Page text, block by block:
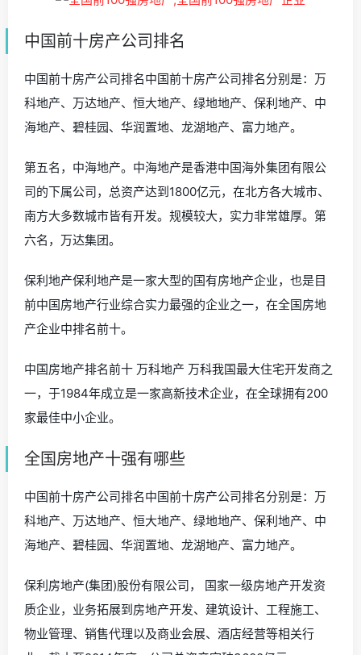
中国前十房产公司排名
中国前十房产公司排名中国前十房产公司排名分别是：万
科地产、万达地产、恒大地产、绿地地产、保利地产、中
海地产、碧桂园、华润置地、龙湖地产、富力地产。
第五名，中海地产。中海地产是香港中国海外集团有限公
司的下属公司，总资产达到1800亿元，在北方各大城市、
南方大多数城市皆有开发。规模较大，实力非常雄厚。第
六名，万达集团。
保利地产保利地产是一家大型的国有房地产企业，也是目
前中国房地产行业综合实力最强的企业之一，在全国房地
产企业中排名前十。
中国房地产排名前十 万科地产 万科我国最大住宅开发商之
一，于1984年成立是一家高新技术企业，在全球拥有200
家最佳中小企业。
全国房地产十强有哪些
中国前十房产公司排名中国前十房产公司排名分别是：万
科地产、万达地产、恒大地产、绿地地产、保利地产、中
海地产、碧桂园、华润置地、龙湖地产、富力地产。
保利房地产(集团)股份有限公司， 国家一级房地产开发资
质企业，业务拓展到房地产开发、建筑设计、工程施工、
物业管理、销售代理以及商业会展、酒店经营等相关行